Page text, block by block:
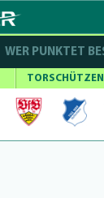
WER PUNKTET
TORSCHÜTZEN